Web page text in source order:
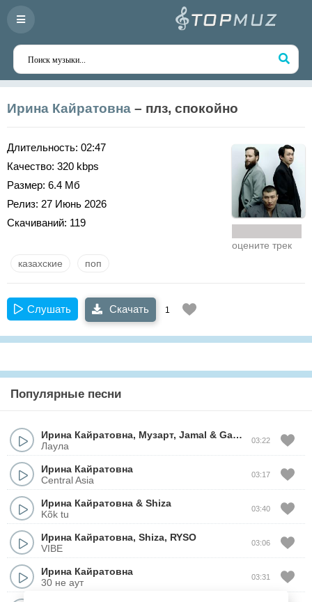
Ирина Кайратовна – плз, спокойно
Длительность: 02:47
Качество: 320 kbps
Размер: 6.4 Мб
Релиз: 27 Июнь 2026
Скачиваний: 119
оцените трек
казахские поп
Слушать Скачать 1
Популярные песни
Ирина Кайратовна, Музарт, Jamal & Ganja
Лаула
03:22
Ирина Кайратовна
Central Asia
03:17
Ирина Кайратовна & Shiza
Kõk tu
03:40
Ирина Кайратовна, Shiza, RYSO
VIBE
03:06
Ирина Кайратовна
30 не аут
03:31